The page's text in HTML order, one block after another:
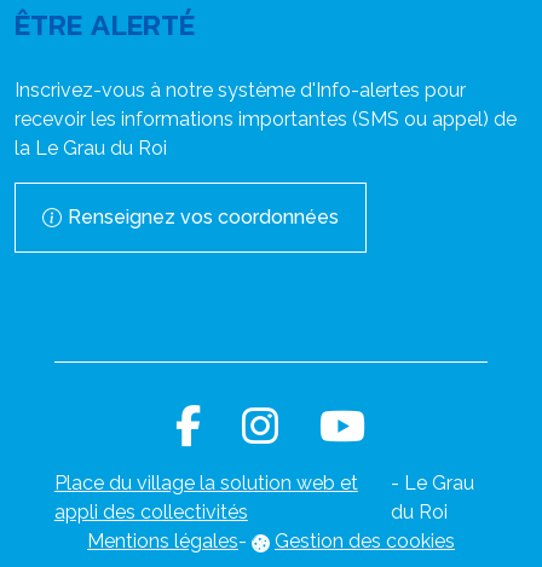
ÊTRE ALERTÉ
Inscrivez-vous à notre système d'Info-alertes pour
recevoir les informations importantes (SMS ou appel) de
la Le Grau du Roi
Renseignez vos coordonnées
Place du village la solution web et
appli des collectivités
- Le Grau
du Roi
Mentions légales- Gestion des cookies